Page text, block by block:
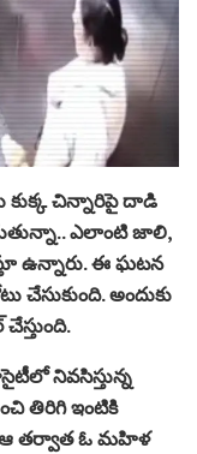
చిన్నారిపై దాడి
ఎలాంటి జాలి,
ఉన్నారు. ఈ ఘటన
అందుకు
నివసిస్తున్న
తిరిగి ఇంటికి
ఆ తర్వాత ఓ మహిళ